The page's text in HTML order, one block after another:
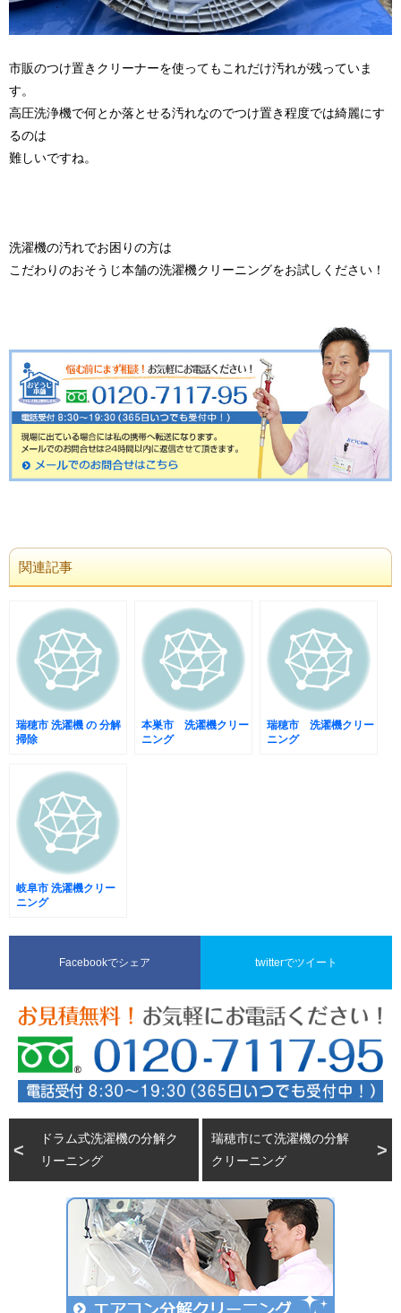
市販のつけ置きクリーナーを使ってもこれだけ汚れが残っていま
す。
高圧洗浄機で何とか落とせる汚れなのでつけ置き程度では綺麗にす
るのは
難しいですね。
洗濯機の汚れでお困りの方は
こだわりのおそうじ本舗の洗濯機クリーニングをお試しください！
関連記事
瑞穂市 洗濯機 の 分解
掃除
本巣市 洗濯機クリー
ニング
瑞穂市 洗濯機クリー
ニング
岐阜市 洗濯機クリー
ニング
Facebookでシェア twitterでツイート
ドラム式洗濯機の分解ク
リーニング
瑞穂市にて洗濯機の分解
クリーニング